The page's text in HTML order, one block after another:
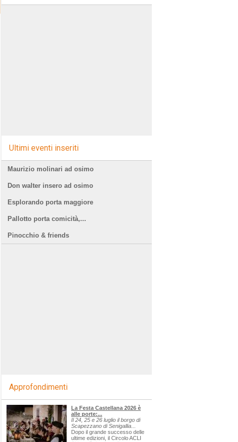
Ultimi eventi inseriti
Maurizio molinari ad osimo
Don walter insero ad osimo
Esplorando porta maggiore
Pallotto porta comicità,...
Pinocchio & friends
Approfondimenti
La Festa Castellana 2026 è
alle porte:...
Il 24, 25 e 26 luglio il borgo di
Scapezzano di Senigallia...
Dopo il grande successo delle
ultime edizioni, il Circolo ACLI